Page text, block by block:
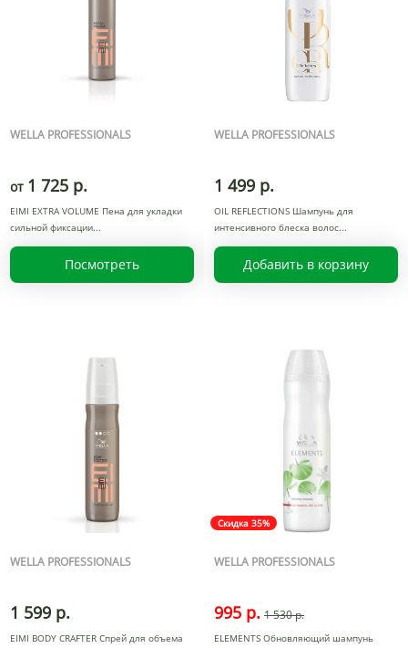
WELLA PROFESSIONALS
от 1 725 р.
EIMI EXTRA VOLUME Пена для укладки
сильной фиксации
Посмотреть
WELLA PROFESSIONALS
1 499 р.
OIL REFLECTIONS Шампунь для
интенсивного блеска волос
Добавить в корзину
WELLA PROFESSIONALS
1 599 р.
EIMI BODY CRAFTER Спрей для объема
Скидка 35%
WELLA PROFESSIONALS
995 р. 1 530 р.
ELEMENTS Обновляющий шампунь